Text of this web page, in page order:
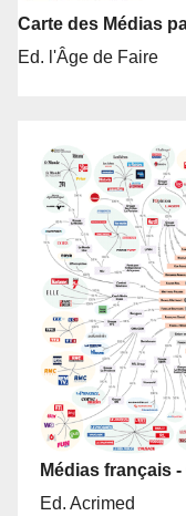
Carte des Médias
Ed. l'Âge de Faire
Médias français
Ed. Acrimed